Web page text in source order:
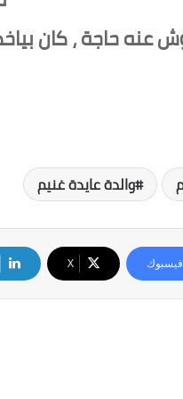
عنه حاجة ، كان
والدة عايدة غنيم
فيسبوك ‫X